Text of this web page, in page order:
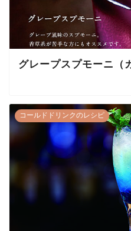
グレープスプモーニ（
コールドドリンクのレシピ